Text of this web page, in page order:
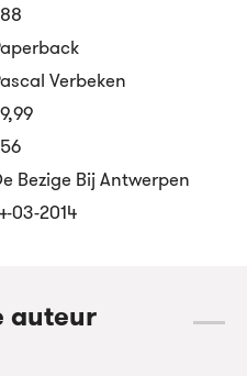
Verbeken
,99
Bezige Bij Antwerpen
03-2014
auteur